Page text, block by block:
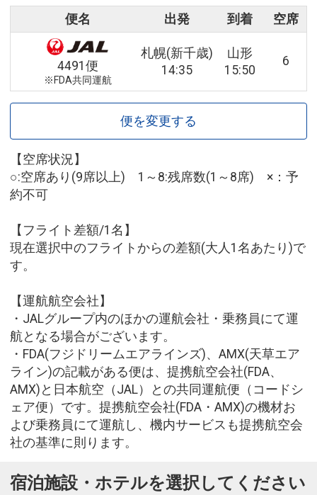
便名 出発 到着 空席
4491便
※FDA共同運航
札幌(新千歳)
14:35
山形
15:50
6
便を変更する
【空席状況】
○:空席あり(9席以上) 1～8:残席数(1～8席) ×：予
約不可
【フライト差額/1名】
現在選択中のフライトからの差額(大人1名あたり)で
す。
【運航航空会社】
・JALグループ内のほかの運航会社・乗務員にて運
航となる場合がございます。
・FDA(フジドリームエアラインズ)、AMX(天草エア
ライン)の記載がある便は、提携航空会社(FDA、
AMX)と日本航空（JAL）との共同運航便（コードシ
ェア便）です。提携航空会社(FDA・AMX)の機材お
よび乗務員にて運航し、機内サービスも提携航空会
社の基準に則ります。
宿泊施設・ホテルを選択してください